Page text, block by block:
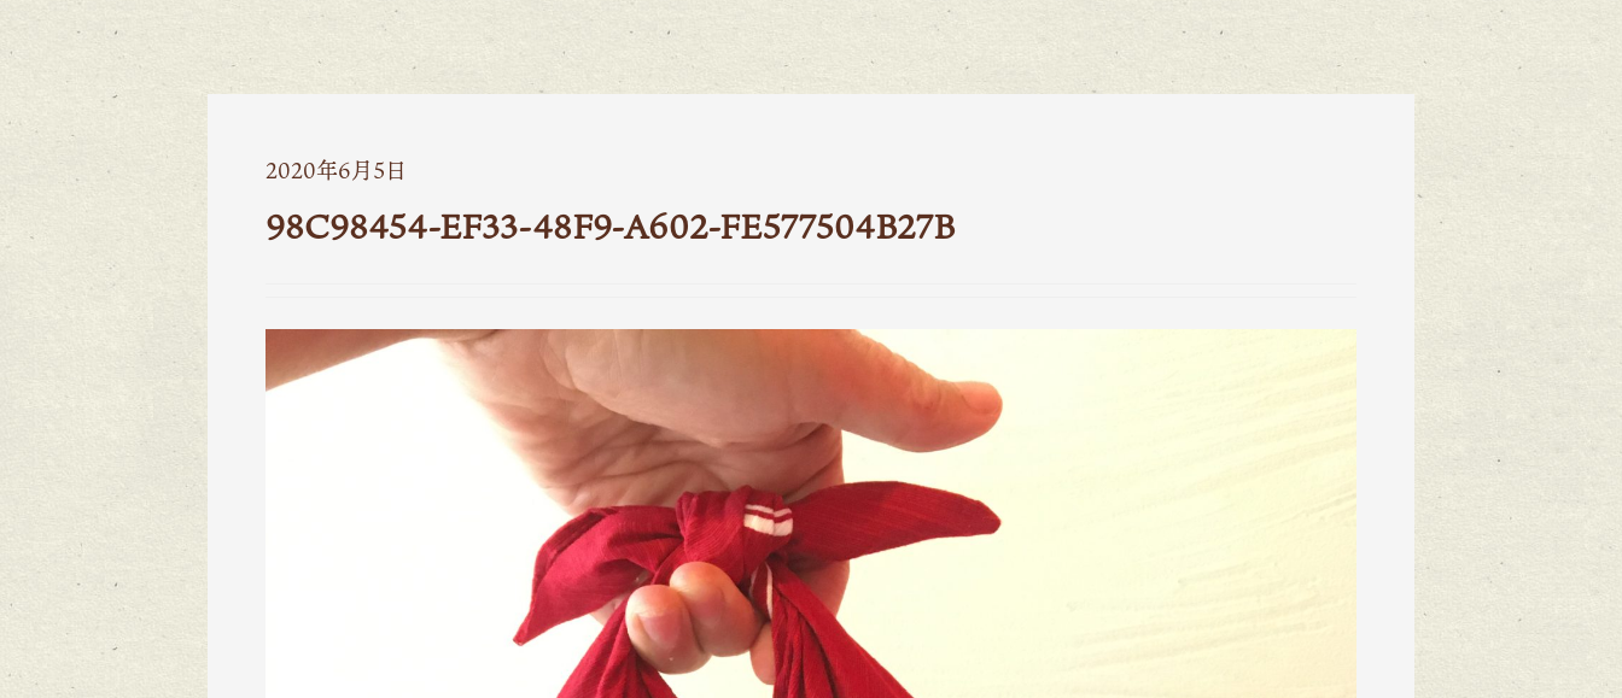
2020年6月5日
98C98454-EF33-48F9-A602-FE577504B27B